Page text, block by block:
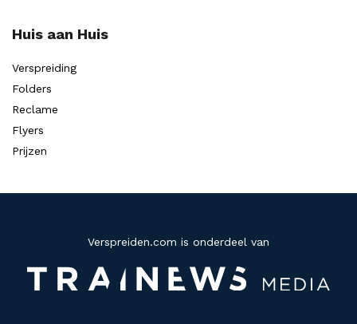
Huis aan Huis
Verspreiding
Folders
Reclame
Flyers
Prijzen
Verspreiden.com is onderdeel van